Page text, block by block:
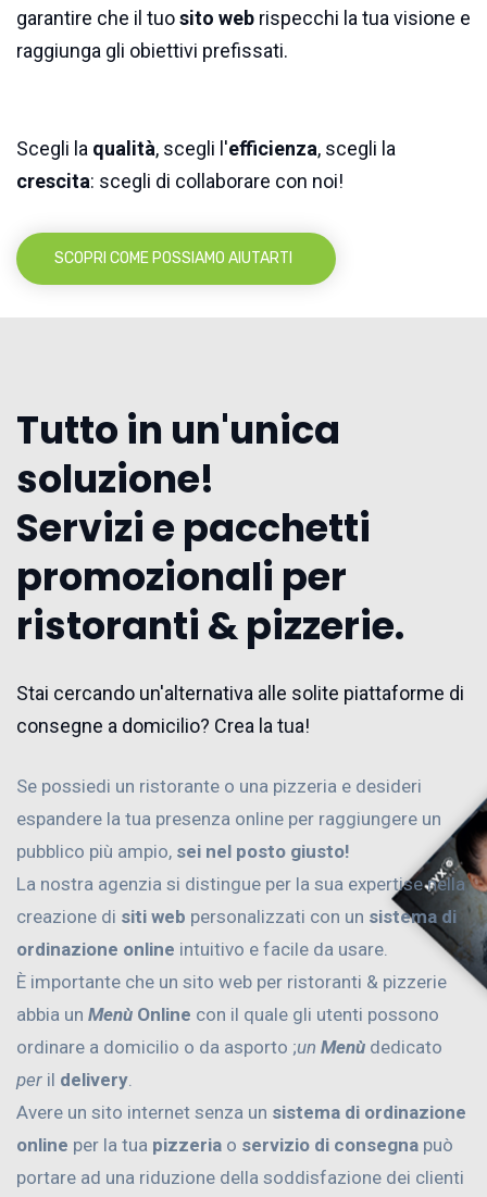
garantire che il tuosito web rispecchi la tua visione e
raggiunga gli obiettivi prefissati.
Scegli la qualità, scegli l'efficienza, scegli la
crescita: scegli di collaborare con noi!
SCOPRI COME POSSIAMO AIUTARTI
Tutto in un'unica
soluzione!
Servizi e pacchetti
promozionali per
ristoranti & pizzerie.
Stai cercando un'alternativa alle solite piattaforme di
consegne a domicilio? Crea la tua!
Se possiedi un ristorante o una pizzeria e desideri
espandere la tua presenza online per raggiungere un
pubblico più ampio, sei nel posto giusto!
La nostra agenzia si distingue per la sua expertise nella
creazione di siti web personalizzati con un sistema di
ordinazione online intuitivo e facile da usare.
È importante che un sito web per ristoranti & pizzerie
abbia un Menù Online con il quale gli utenti possono
ordinare a domicilio o da asporto ;un Menù dedicato
per il delivery
Avere un sito internet senza un sistema di ordinazione
online per la tua pizzeria o servizio di consegna può
portare ad una riduzione della soddisfazione dei clienti